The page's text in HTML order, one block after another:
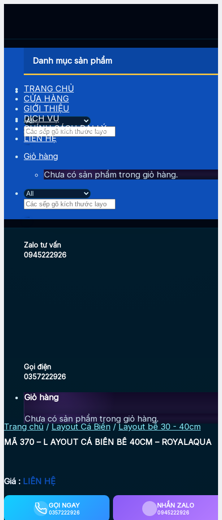
Tìm
kiếm:
Zalo tư vấn
0945222926
Gọi điện
0357222926
Giỏ hàng
Chưa có sản phẩm trong giỏ hàng.
Danh mục sản phẩm
TRANG CHỦ
CỬA HÀNG
GIỚI THIỆU
DỊCH VỤ
CHÍNH SÁCH ĐẠI LÝ
LIÊN HỆ
Giỏ hàng
Chưa có sản phẩm trong giỏ hàng.
Tìm
kiếm:
Trang chủ / Layout Cá Biển / Layout bể 30 - 40cm
MÃ 370 – L AYOUT CÁ BIỂN BỂ 40CM – ROYALAQUA
Giá : LIÊN HỆ
GỌI NGAY
0357222926
NHẮN ZALO
0945222926